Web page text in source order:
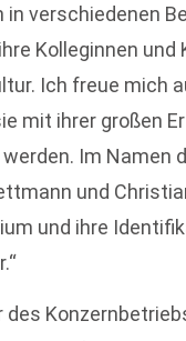
verschiedenen
Kolleginnen und
Ich freue mich
mit ihrer großen
Im Namen
und
und ihre